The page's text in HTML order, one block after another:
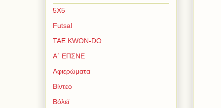
5Χ5
Futsal
TAE KWON-DO
Α΄ ΕΠΣΝΕ
Αφιερώματα
Βίντεο
Βόλεϊ